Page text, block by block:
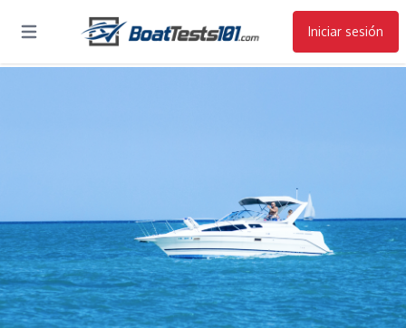
Iniciar sesión
Open main menu